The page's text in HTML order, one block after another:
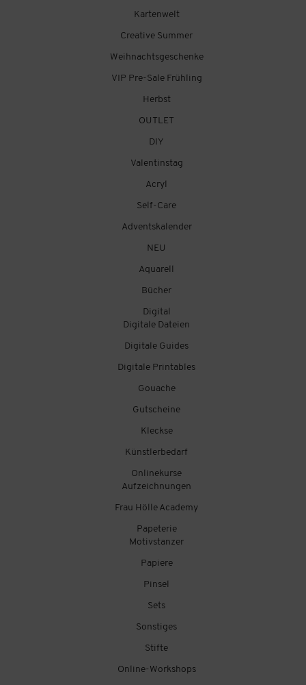
Kartenwelt
Creative Summer
Weihnachtsgeschenke
VIP Pre-Sale Frühling
Herbst
OUTLET
DIY
Valentinstag
Acryl
Self-Care
Adventskalender
NEU
Aquarell
Bücher
Digital
Digitale Dateien
Digitale Guides
Digitale Printables
Gouache
Gutscheine
Kleckse
Künstlerbedarf
Onlinekurse
Aufzeichnungen
Frau Hölle Academy
Papeterie
Motivstanzer
Papiere
Pinsel
Sets
Sonstiges
Stifte
Online-Workshops